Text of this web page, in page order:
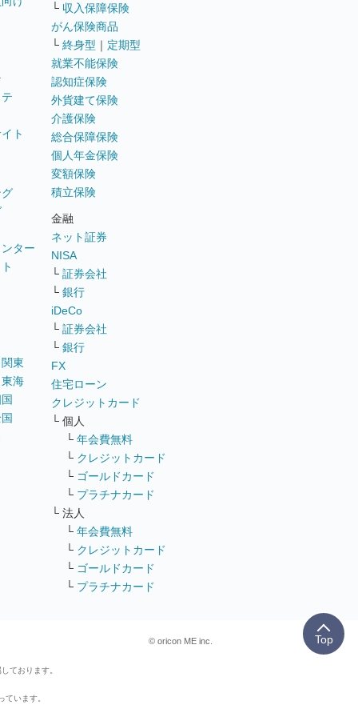
ト
ター
関東
東海
└ 収入保障保険
がん保険商品
└ 終身型 ｜ 定期型
就業不能保険
認知症保険
外貨建て保険
介護保険
総合保障保険
個人年金保険
変額保険
積立保険
金融
ネット証券
NISA
└ 証券会社
└ 銀行
iDeCo
└ 証券会社
└ 銀行
FX
住宅ローン
クレジットカード
└ 個人
└ 年会費無料
└ クレジットカード
└ ゴールドカード
└ プラチナカード
└ 法人
└ 年会費無料
└ クレジットカード
└ ゴールドカード
└ プラチナカード
© oricon ME inc.
ております。
います。
Top